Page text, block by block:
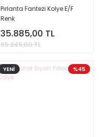
Pırlanta Fantezi Kolye E/F
Renk
35.885,00 TL
65.245,00 TL
%45
YENİ